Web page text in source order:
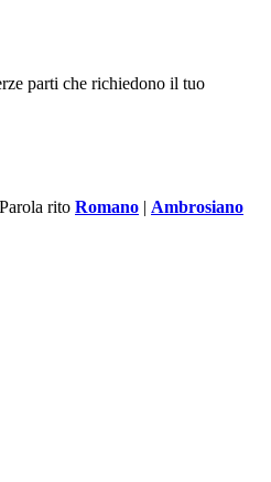
parti che richiedono il tuo
Parola rito Romano | Ambrosiano